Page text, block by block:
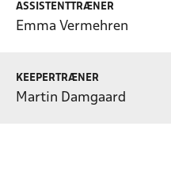
ASSISTENTTRÆNER
Emma Vermehren
KEEPERTRÆNER
Martin Damgaard